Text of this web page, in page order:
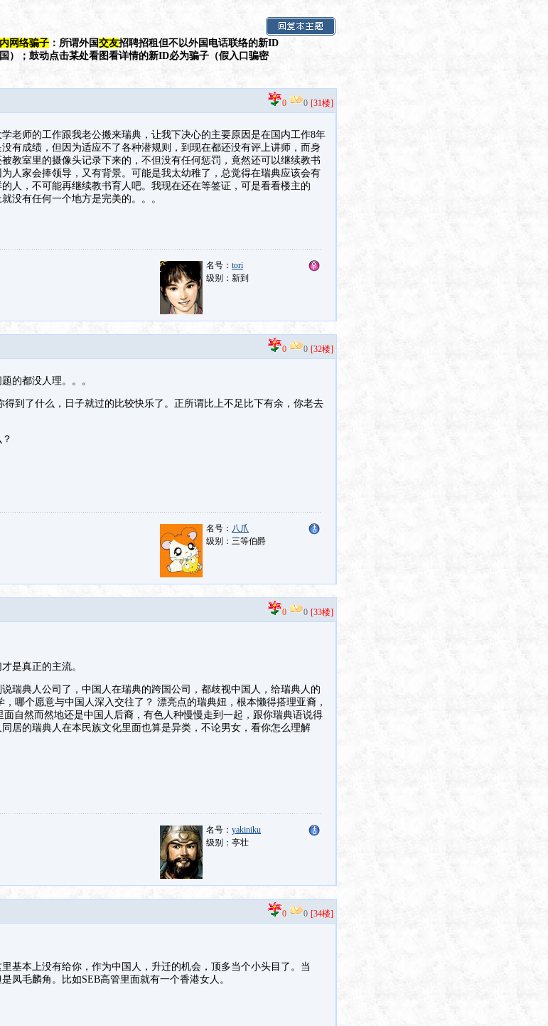
网络骗子 ：所谓外国交友招聘招租但不以外国电话联络的新ID
）；鼓动点击某处看图看详情的新ID必为骗子（假入口骗密
0 0 [31楼]
老师的工作跟我老公搬来瑞典，让我下决心的主要原因是在国内工作8年
有成绩，但因为适应不了各种潜规则，到现在都还没有评上讲师，而身
教室里的摄像头记录下来的，不但没有任何惩罚，竟然还可以继续教书
人家会捧领导，又有背景。可能是我太幼稚了，总觉得在瑞典应该会有
人，不可能再继续教书育人吧。我现在还在等签证，可是看看楼主的
没有任何一个地方是完美的。。。
名号： tori
级别：新到
0 0 [32楼]
的都没人理。。。
到了什么，日子就过的比较快乐了。正所谓比上不足比下有余，你老去
名号： 八爪
级别：三等伯爵
0 0 [33楼]
是真正的主流。
瑞典人公司了，中国人在瑞典的跨国公司，都歧视中国人，给瑞典人的
哪个愿意与中国人深入交往了？ 漂亮点的瑞典妞，根本懒得搭理亚裔，
自然而然地还是中国人后裔，有色人种慢慢走到一起，跟你瑞典语说得
居的瑞典人在本民族文化里面也算是异类，不论男女，看你怎么理解
名号： yakiniku
级别：亭壮
0 0 [34楼]
基本上没有给你，作为中国人，升迁的机会，顶多当个小头目了。当
凤毛麟角。比如SEB高管里面就有一个香港女人。